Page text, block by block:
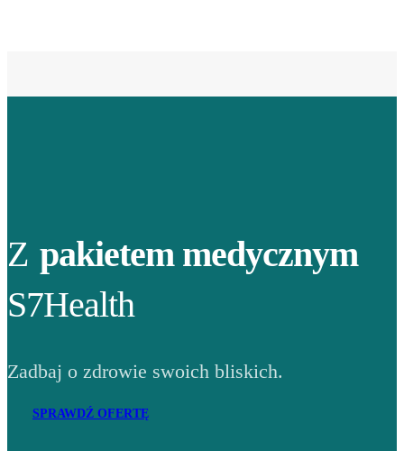
Z pakietem medycznym
S7Health
Zadbaj o zdrowie swoich bliskich.
SPRAWDŹ OFERTĘ